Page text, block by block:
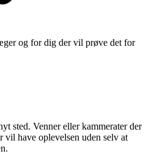
og for dig der vil prøve det for
sted. Venner eller kammerater der
vil have oplevelsen uden selv at